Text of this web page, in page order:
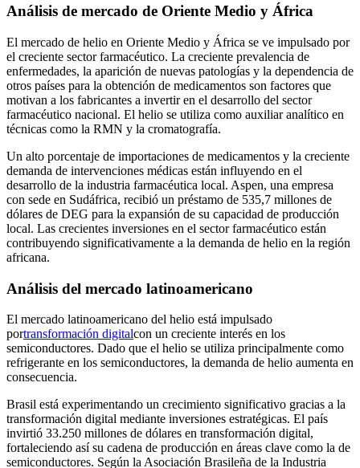
Análisis de mercado de Oriente Medio y África
El mercado de helio en Oriente Medio y África se ve impulsado por
el creciente sector farmacéutico. La creciente prevalencia de
enfermedades, la aparición de nuevas patologías y la dependencia de
otros países para la obtención de medicamentos son factores que
motivan a los fabricantes a invertir en el desarrollo del sector
farmacéutico nacional. El helio se utiliza como auxiliar analítico en
técnicas como la RMN y la cromatografía.
Un alto porcentaje de importaciones de medicamentos y la creciente
demanda de intervenciones médicas están influyendo en el
desarrollo de la industria farmacéutica local. Aspen, una empresa
con sede en Sudáfrica, recibió un préstamo de 535,7 millones de
dólares de DEG para la expansión de su capacidad de producción
local. Las crecientes inversiones en el sector farmacéutico están
contribuyendo significativamente a la demanda de helio en la región
africana.
Análisis del mercado latinoamericano
El mercado latinoamericano del helio está impulsado
portransformación digitalcon un creciente interés en los
semiconductores. Dado que el helio se utiliza principalmente como
refrigerante en los semiconductores, la demanda de helio aumenta en
consecuencia.
Brasil está experimentando un crecimiento significativo gracias a la
transformación digital mediante inversiones estratégicas. El país
invirtió 33.250 millones de dólares en transformación digital,
fortaleciendo así su cadena de producción en áreas clave como la de
semiconductores. Según la Asociación Brasileña de la Industria